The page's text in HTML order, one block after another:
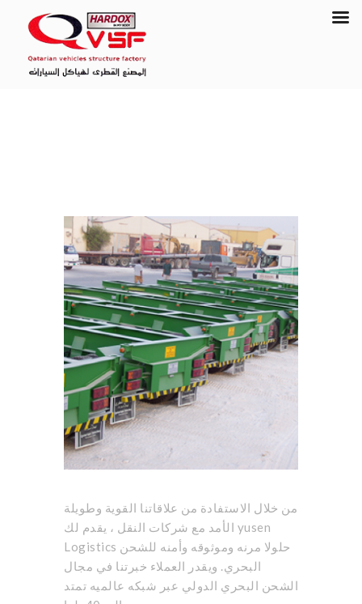
من خلال الاستفادة من علاقاتنا القوية وطويلة
الأمد مع شركات النقل ، يقدم لك yusen
Logistics حلولا مرنه وموثوقه وأمنه للشحن
البحري. ويقدر العملاء خبرتنا في مجال
الشحن البحري الدولي عبر شبكه عالميه تمتد